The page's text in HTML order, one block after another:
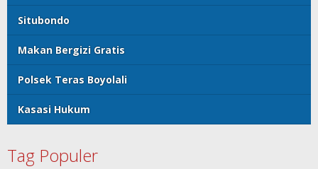
Situbondo
Makan Bergizi Gratis
Polsek Teras Boyolali
Kasasi Hukum
Tag Populer